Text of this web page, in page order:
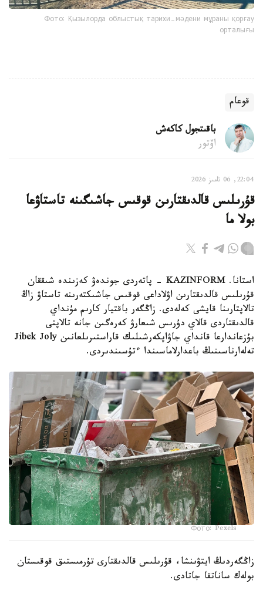
Фото: Қызылорда облыстық тарихи-мәдени мұраны қорғау
орталығы
قوعام
باقىتجول كاكەش
اۆتور
22:04, 06 تامىز 2026
قۇرىلىس قالدىقتارىن قوقىس جاشىگىنە تاستاۋعا
بولا ما
استانا. KAZINFORM - پاتەردى جوندەۋ كەزىندە شىققان
قۇرىلىس قالدىقتارىن اۋلاداعى قوقىس جاشىكتەرىنە تاستاۋ زاڭ
تالاپتارىنا قايشى كەلەدى. زاڭگەر باقتيار كارىم مۇنداي
قالدىقتاردى قالاي دۇرىس شىعارۋ كەرەگىن جانە تالاپتى
بۇزعاندارعا قانداي جاۋاپكەرشىلىك قاراستىرىلعانىن Jibek Joly
تەلەارناسىنىڭ باعدارلاماسىندا ءتۇسىندىردى.
Фото: Pexels
زاڭگەردىڭ ايتۋىنشا، قۇرىلىس قالدىقتارى تۇرمىستىق قوقىستان
بولەك ساناتقا جاتادى.